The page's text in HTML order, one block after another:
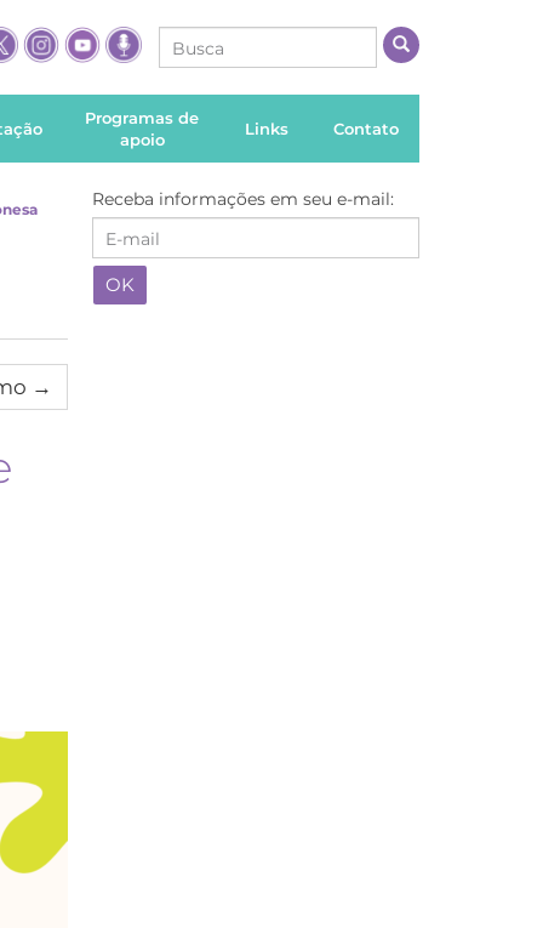
Programas de
apoio
Links Contato
→
Receba informações em seu e-mail: